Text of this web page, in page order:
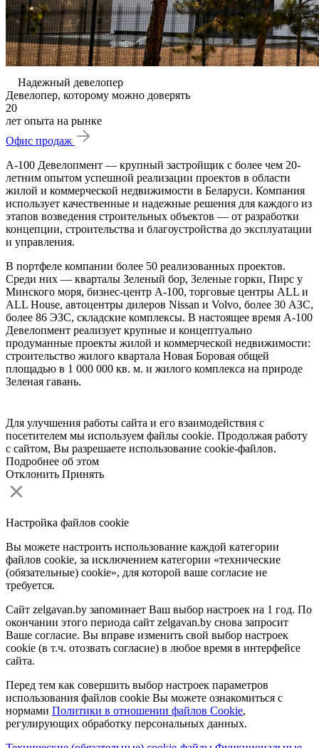
Надежный девелопер
Девелопер, которому можно доверять
20
лет опыта на рынке
Офис продаж
А-100 Девелопмент — крупный застройщик с более чем 20-
летним опытом успешной реализации проектов в области
жилой и коммерческой недвижимости в Беларуси. Компания
использует качественные и надежные решения для каждого из
этапов возведения строительных объектов — от разработки
концепции, строительства и благоустройства до эксплуатации
и управления.
В портфеле компании более 50 реализованных проектов.
Среди них — кварталы Зеленый бор, Зеленые горки, Пирс у
Минского моря, бизнес-центр А-100, торговые центры ALL и
ALL House, автоцентры дилеров Nissan и Volvo, более 30 АЗС,
более 86 ЭЗС, складские комплексы. В настоящее время А-100
Девелопмент реализует крупные и концептуально
продуманные проекты жилой и коммерческой недвижимости:
строительство жилого квартала Новая Боровая общей
площадью в 1 000 000 кв. м. и жилого комплекса на природе
Зеленая гавань.
Для улучшения работы сайта и его взаимодействия с
посетителем мы используем файлы cookie. Продолжая работу
с сайтом, Вы разрешаете использование cookie-файлов.
Подробнее об этом
Отклонить Принять
Настройка файлов cookie
Вы можете настроить использование каждой категории
файлов cookie, за исключением категории «технические
(обязательные) cookie», для которой ваше согласие не
требуется.
Сайт zelgavan.by запоминает Ваш выбор настроек на 1 год. По
окончании этого периода сайт zelgavan.by снова запросит
Ваше согласие. Вы вправе изменить свой выбор настроек
cookie (в т.ч. отозвать согласие) в любое время в интерфейсе
сайта.
Перед тем как совершить выбор настроек параметров
использования файлов cookie Вы можете ознакомиться с
нормами Политики в отношении файлов Cookie,
регулирующих обработку персональных данных.